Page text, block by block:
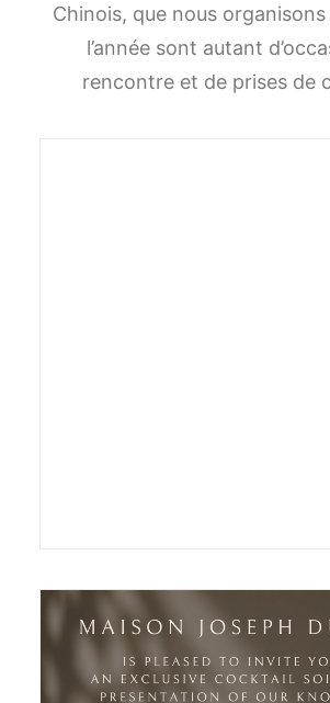
Chinois, que nous
l’année sont autant
rencontre et de prises de